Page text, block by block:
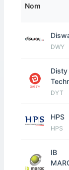
Nom
DWY
Disty
DYT
HPS
HPS
IB